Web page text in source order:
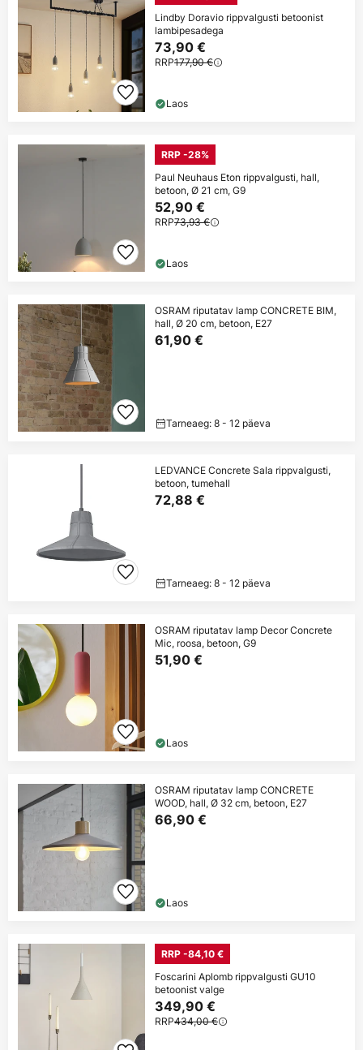
Lindby Doravio rippvalgusti betoonist
lambipesadega
73,90 €
RRP177,90 €
Laos
RRP -28%
Paul Neuhaus Eton rippvalgusti, hall,
betoon, Ø 21 cm, G9
52,90 €
RRP73,93 €
Laos
OSRAM riputatav lamp CONCRETE BIM,
hall, Ø 20 cm, betoon, E27
61,90 €
Tarneaeg: 8 - 12 päeva
LEDVANCE Concrete Sala rippvalgusti,
betoon, tumehall
72,88 €
Tarneaeg: 8 - 12 päeva
OSRAM riputatav lamp Decor Concrete
Mic, roosa, betoon, G9
51,90 €
Laos
OSRAM riputatav lamp CONCRETE
WOOD, hall, Ø 32 cm, betoon, E27
66,90 €
Laos
RRP -84,10 €
Foscarini Aplomb rippvalgusti GU10
betoonist valge
349,90 €
RRP434,00 €